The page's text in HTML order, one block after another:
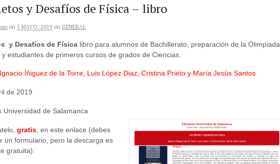
y Desafíos de Física – libro
en 5 MAYO, 2019 en GENERAL
y Desafíos de Física libro para alumnos de Bachillerato, preparación de la Olimpiada
estudiantes de primeros cursos de grados de Ciencias.
Ignacio Íñiguez de la Torre, Luis López Diaz, Cristina Prieto y María Jesús Santos
de 2019
Universidad de Salamanca
gratis , en este enlace (debes
un formulario, pero la descarga es
gratuita):